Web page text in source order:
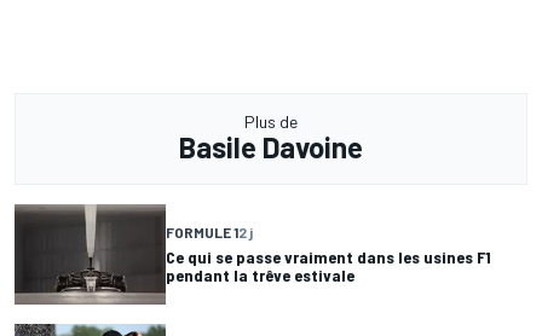
Plus de
Basile Davoine
FORMULE 12 j
Ce qui se passe vraiment dans les usines F1
pendant la trêve estivale